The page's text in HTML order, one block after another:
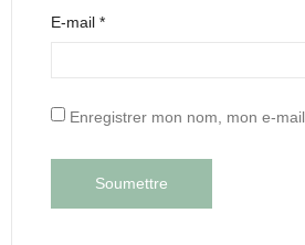
E-mail *
Enregistrer mon nom, mon e-